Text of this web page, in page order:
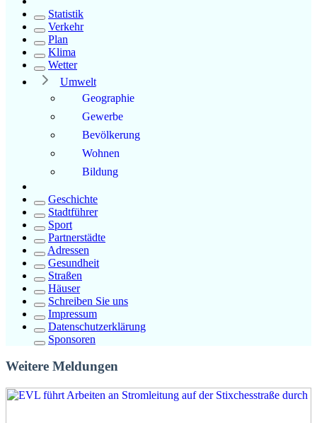
Statistik
Verkehr
Plan
Klima
Wetter
Umwelt
Geographie
Gewerbe
Bevölkerung
Wohnen
Bildung
Geschichte
Stadtführer
Sport
Partnerstädte
Adressen
Gesundheit
Straßen
Häuser
Schreiben Sie uns
Impressum
Datenschutzerklärung
Sponsoren
Weitere Meldungen